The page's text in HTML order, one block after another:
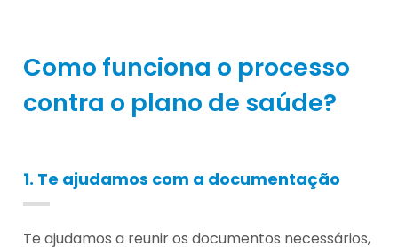
Como funciona o processo
contra o plano de saúde?
1. Te ajudamos com a documentação
Te ajudamos a reunir os documentos necessários,